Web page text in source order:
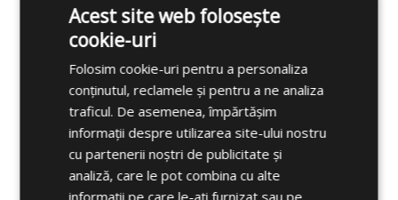
MFR FB - Șurub de fixare multifuncțional
fixarea substructurilor de fațadă. Aprobat
pentru toate materialele de bază obișnuite,
inclusiv beton, cărămidă solidă și perforată și
beton celular.
Vizualizați MFR FB >
Acest site web folosește
cookie-uri
Folosim cookie-uri pentru a personaliza
conținutul, reclamele și pentru a ne analiza
traficul. De asemenea, împărtășim
informații despre utilizarea site-ului nostru
cu partenerii noștri de publicitate și
analiză, care le pot combina cu alte
informații pe care le-ați furnizat sau pe